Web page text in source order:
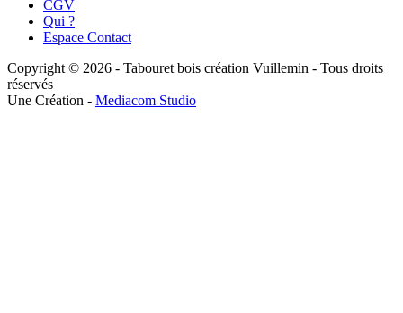
CGV
Qui ?
Espace Contact
Copyright © 2026 - Tabouret bois création Vuillemin - Tous droits
réservés
Une Création - Mediacom Studio